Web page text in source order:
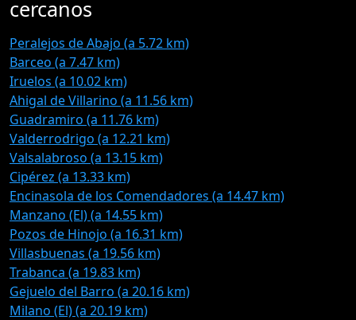
cercanos
Peralejos de Abajo (a 5.72 km)
Barceo (a 7.47 km)
Iruelos (a 10.02 km)
Ahigal de Villarino (a 11.56 km)
Guadramiro (a 11.76 km)
Valderrodrigo (a 12.21 km)
Valsalabroso (a 13.15 km)
Cipérez (a 13.33 km)
Encinasola de los Comendadores (a 14.47 km)
Manzano (El) (a 14.55 km)
Pozos de Hinojo (a 16.31 km)
Villasbuenas (a 19.56 km)
Trabanca (a 19.83 km)
Gejuelo del Barro (a 20.16 km)
Milano (El) (a 20.19 km)